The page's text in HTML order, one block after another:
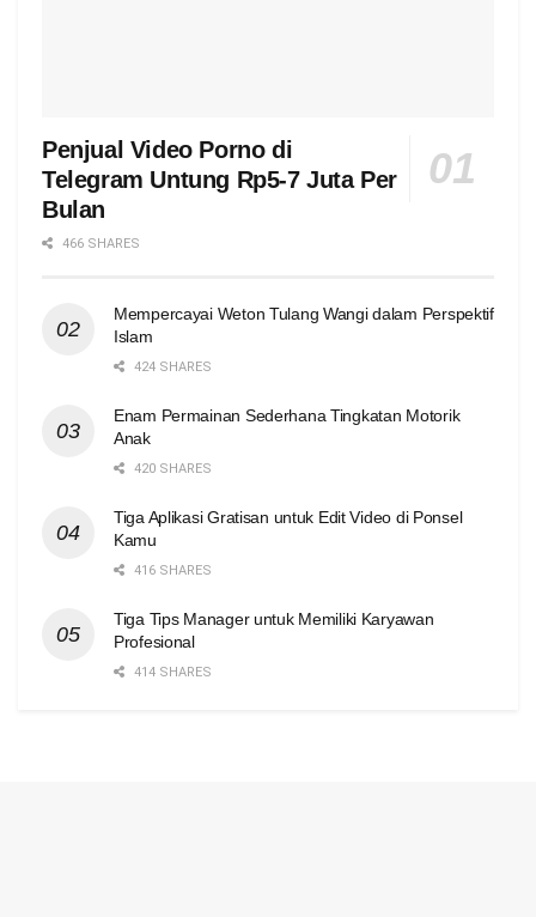
Penjual Video Porno di
Telegram Untung Rp5-7 Juta Per
Bulan
466 SHARES
Mempercayai Weton Tulang Wangi dalam Perspektif
Islam
424 SHARES
Enam Permainan Sederhana Tingkatan Motorik
Anak
420 SHARES
Tiga Aplikasi Gratisan untuk Edit Video di Ponsel
Kamu
416 SHARES
Tiga Tips Manager untuk Memiliki Karyawan
Profesional
414 SHARES